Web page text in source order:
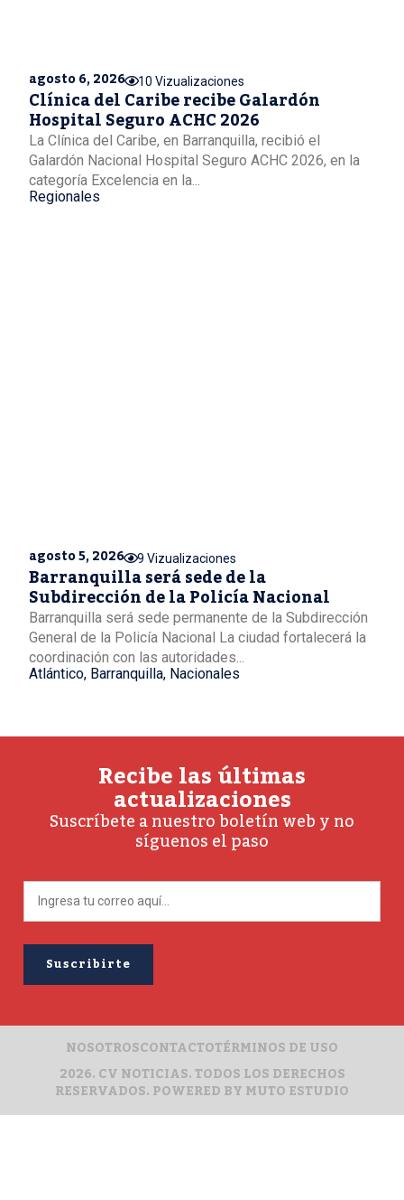
agosto 6, 2026 10 Vizualizaciones
Clínica del Caribe recibe Galardón
Hospital Seguro ACHC 2026
La Clínica del Caribe, en Barranquilla, recibió el
Galardón Nacional Hospital Seguro ACHC 2026, en la
categoría Excelencia en la...
Regionales
agosto 5, 2026 9 Vizualizaciones
Barranquilla será sede de la
Subdirección de la Policía Nacional
Barranquilla será sede permanente de la Subdirección
General de la Policía Nacional La ciudad fortalecerá la
coordinación con las autoridades...
Atlántico, Barranquilla, Nacionales
Recibe las últimas
actualizaciones
Suscríbete a nuestro boletín web y no
síguenos el paso
2026. CV NOTICIAS. TODOS LOS DERECHOS
RESERVADOS. POWERED BYMUTO ESTUDIO
NOSOTROSCONTACTOTÉRMINOS DE USO